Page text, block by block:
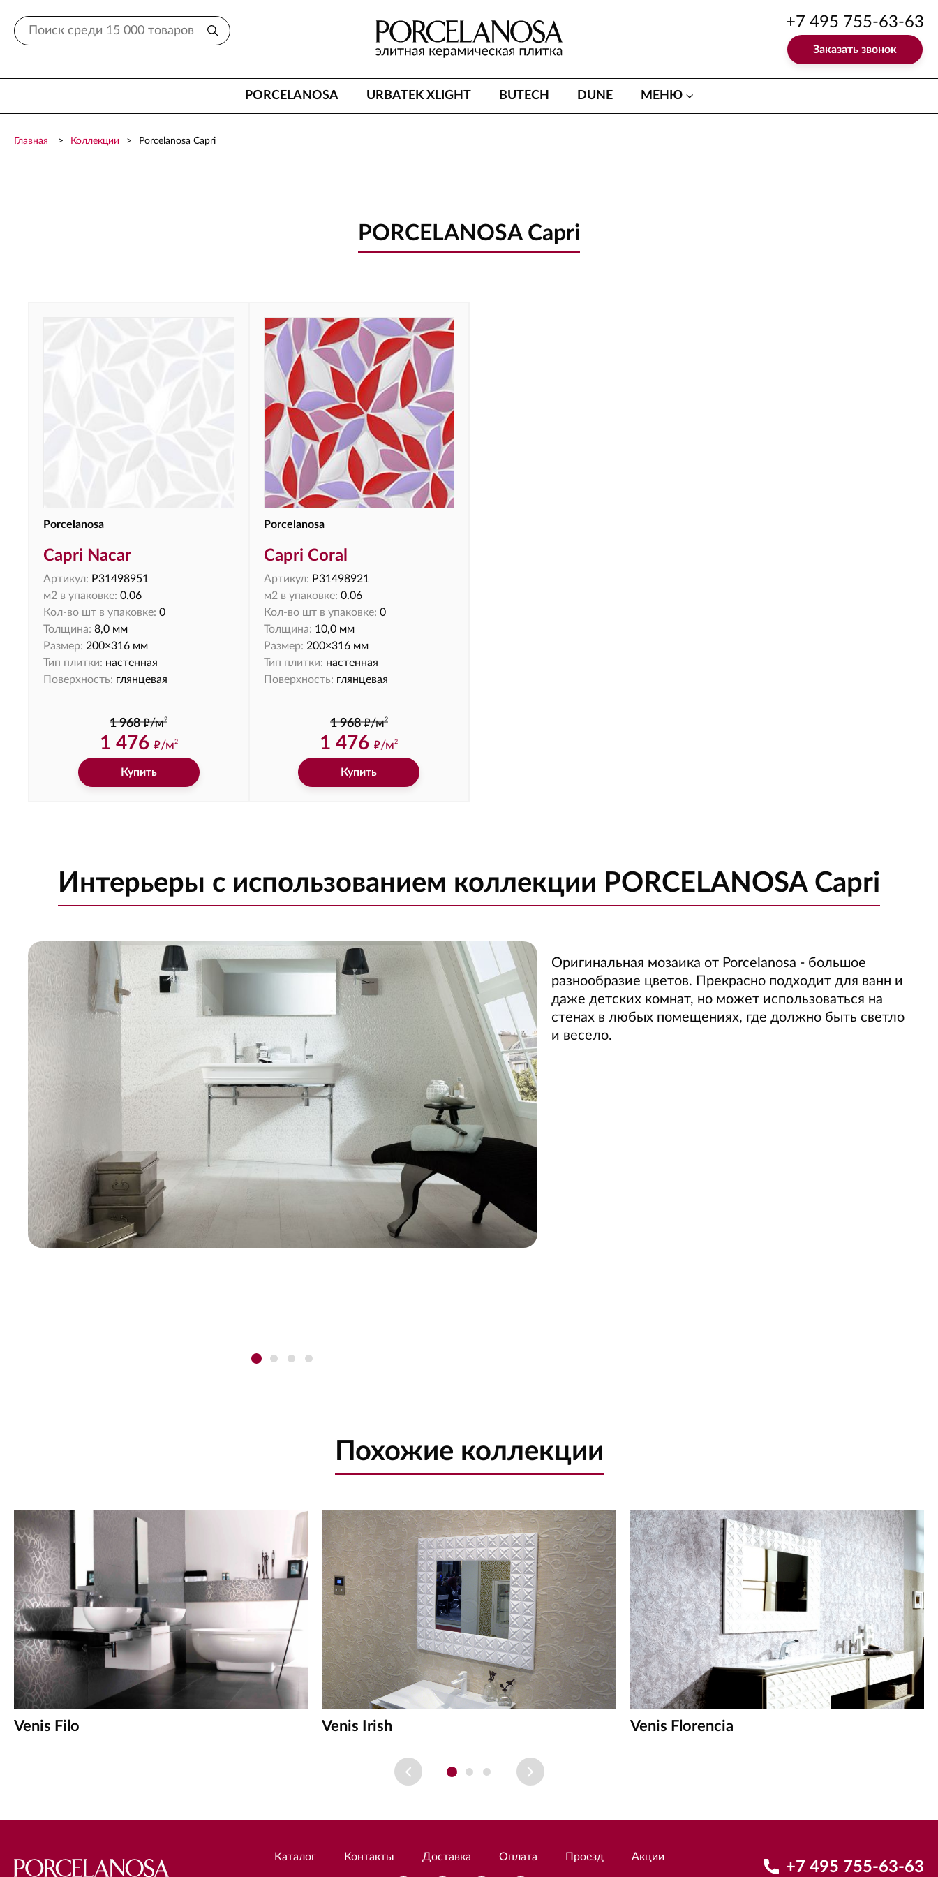
+7 495 755-63-63
Заказать звонок
PORCELANOSA URBATEK XLIGHT BUTECH DUNE МЕНЮ
Главная Коллекции Porcelanosa Capri
PORCELANOSA Capri
Porcelanosa
Capri Nacar
Артикул: P31498951
м2 в упаковке: 0.06
Кол-во шт в упаковке: 0
Толщина: 8,0 мм
Размер: 200×316 мм
Тип плитки: настенная
Поверхность: глянцевая
1 968 ф/м2
1 476 ф/м2
Купить
Porcelanosa
Capri Coral
Артикул: P31498921
м2 в упаковке: 0.06
Кол-во шт в упаковке: 0
Толщина: 10,0 мм
Размер: 200×316 мм
Тип плитки: настенная
Поверхность: глянцевая
1 968 ф/м2
1 476 ф/м2
Купить
Интерьеры с использованием коллекции PORCELANOSA Capri
Оригинальная мозаика от Porcelanosa - большое
разнообразие цветов. Прекрасно подходит для ванн и
даже детских комнат, но может использоваться на
стенах в любых помещениях, где должно быть светло
и весело.
Похожие коллекции
Venis Filo Venis Irish Venis Florencia
Каталог Контакты Доставка Оплата Проезд Акции
+7 495 755-63-63